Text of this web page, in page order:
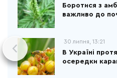
Боротися з
важливо до
30 липня, 13:21
В Україні
осередки